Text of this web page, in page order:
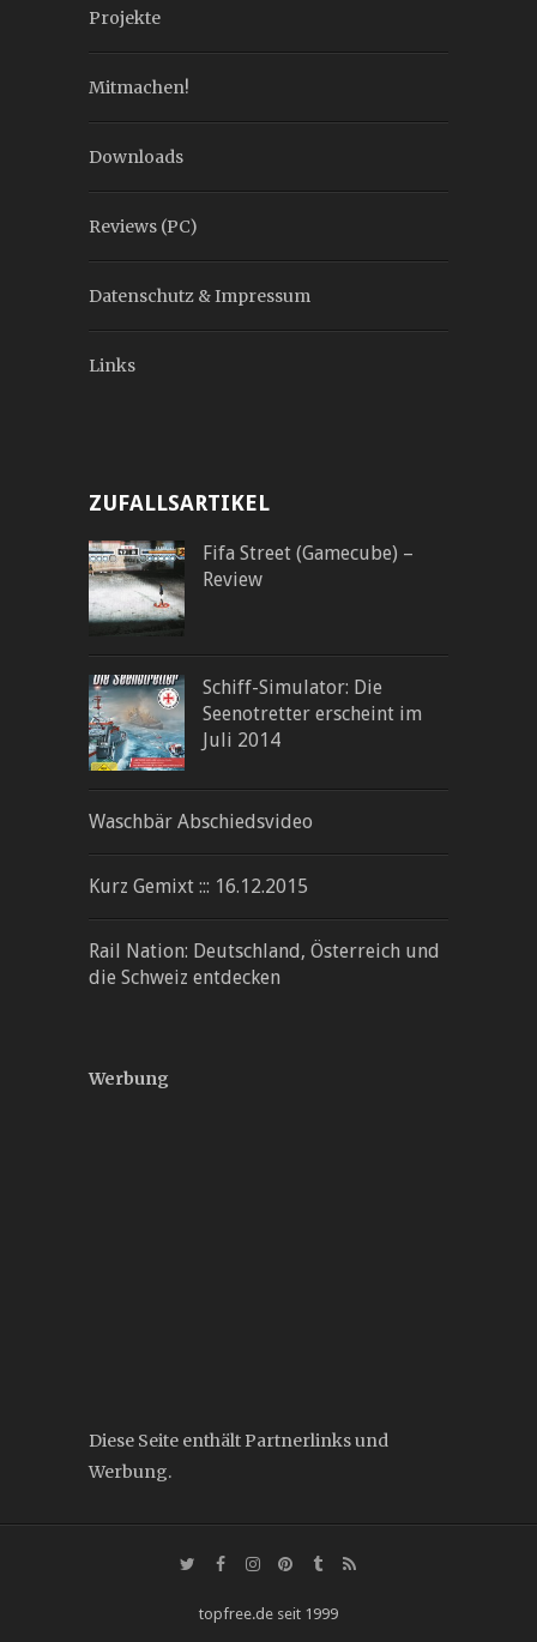
Projekte
Mitmachen!
Downloads
Reviews (PC)
Datenschutz & Impressum
Links
ZUFALLSARTIKEL
Fifa Street (Gamecube) –
Review
Schiff-Simulator: Die
Seenotretter erscheint im
Juli 2014
Waschbär Abschiedsvideo
Kurz Gemixt ::: 16.12.2015
Rail Nation: Deutschland, Österreich und
die Schweiz entdecken
Werbung
Diese Seite enthält Partnerlinks und
Werbung.
topfree.de seit 1999